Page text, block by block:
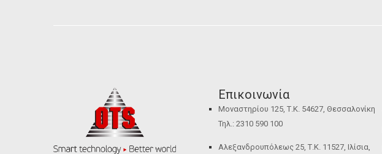
Επικοινωνία
Μοναστηρίου 125, Τ.Κ. 54627, Θεσσαλονίκη
Τηλ.: 2310 590 100
Αλεξανδρουπόλεως 25, Τ.Κ. 11527, Ιλίσια,